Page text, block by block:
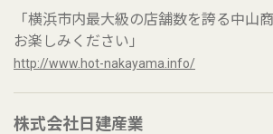
「横浜市内最大級の店舗数を誇る中山
お楽しみください」
http://www.hot-nakayama.info/
株式会社日建産業